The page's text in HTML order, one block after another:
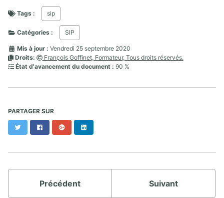
Tags : sip
Catégories : SIP
Mis à jour : Vendredi 25 septembre 2020
Droits:
François Goffinet, Formateur, Tous droits réservés.
État d'avancement du document : 90 %
PARTAGER SUR
Twitter FacebookGoogle+
Précédent Suivant